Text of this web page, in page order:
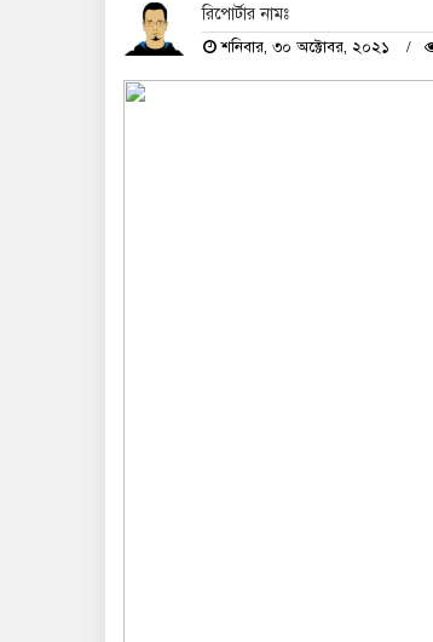
রিপোর্টার নামঃ
শনিবার, ৩০ অক্টোবর, ২০২১